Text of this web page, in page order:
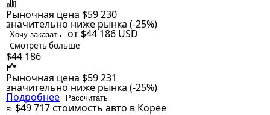
Рыночная цена $59 230
значительно ниже рынка (-25%)
Хочу заказать от $44 186 USD
Смотреть больше
$44 186
Рыночная цена $59 231
значительно ниже рынка (-25%)
Подробнее Рассчитать
≈ $49 717стоимость авто в Корее